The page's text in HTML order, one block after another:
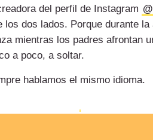
del perfil de Instagram
dos lados. Porque durante
mientras los padres afrontan
a poco, a soltar.
hablamos el mismo idioma.